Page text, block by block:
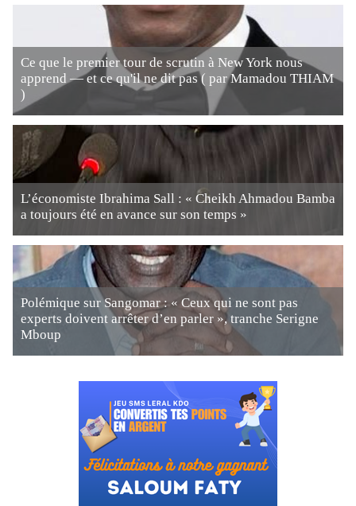
Ce que le premier tour de scrutin à New York nous
apprend — et ce qu'il ne dit pas ( par Mamadou THIAM
)
L’économiste Ibrahima Sall : « Cheikh Ahmadou Bamba
a toujours été en avance sur son temps »
Polémique sur Sangomar : « Ceux qui ne sont pas
experts doivent arrêter d’en parler », tranche Serigne
Mboup